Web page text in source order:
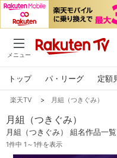
メニュー
トップ パ・リーグ 定額
楽天TV > 月組（つきぐみ）
月組（つきぐみ）
月組（つきぐみ） 組名作品一覧
1件中 1～1件を表示